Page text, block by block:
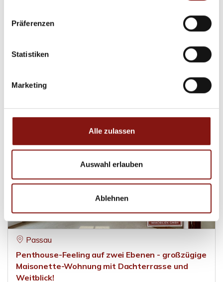
Präferenzen
Statistiken
Marketing
Alle zulassen
Auswahl erlauben
Ablehnen
480,- €
Kompakt. Modern. Voll ausgestattet - Modernes
Etagenwohnung
WOHNFLÄCHE
ZIMMER
329.000,- €
Passau
Penthouse-Feeling auf zwei Ebenen - großzügige
Maisonette-Wohnung mit Dachterrasse und
Weitblick!